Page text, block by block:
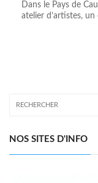
Dans le Pays de
atelier d’artistes,
NOS SITES D'INFO